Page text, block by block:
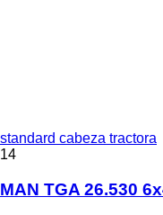
standard cabeza tractora
14
MAN TGA 26.530